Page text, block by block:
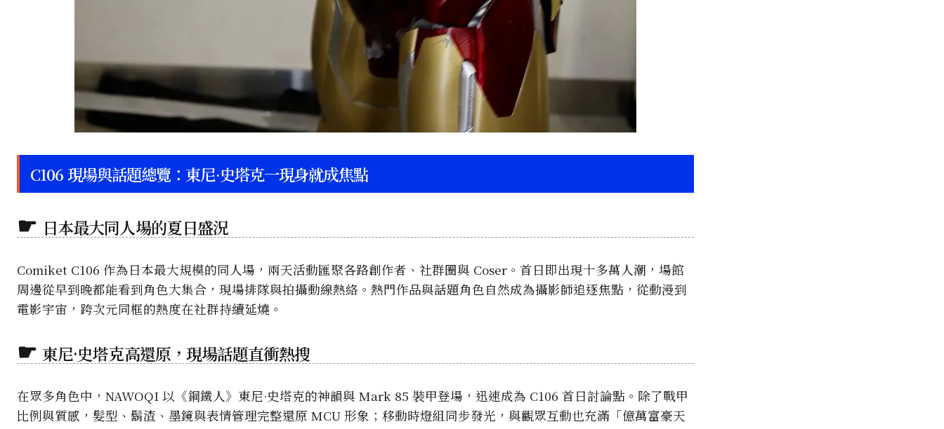
C106 現場與話題總覽：東尼·史塔克一現身就成焦點
日本最大同人場的夏日盛況
Comiket C106 作為日本最大規模的同人場，兩天活動匯聚各路創作者、社群圈與 Coser。首日即出現十多萬人潮，場館
周邊從早到晚都能看到角色大集合，現場排隊與拍攝動線熱絡。熱門作品與話題角色自然成為攝影師追逐焦點，從動漫到
電影宇宙，跨次元同框的熱度在社群持續延燒。
東尼·史塔克高還原，現場話題直衝熱搜
在眾多角色中，NAWOQI 以《鋼鐵人》東尼·史塔克的神韻與 Mark 85 裝甲登場，迅速成為 C106 首日討論點。除了戰甲
比例與質感，髮型、鬍渣、墨鏡與表情管理完整還原 MCU 形象；移動時燈組同步發光，與觀眾互動也充滿「億萬富豪天